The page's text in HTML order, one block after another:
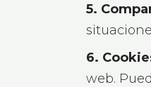
5.
6.
web.